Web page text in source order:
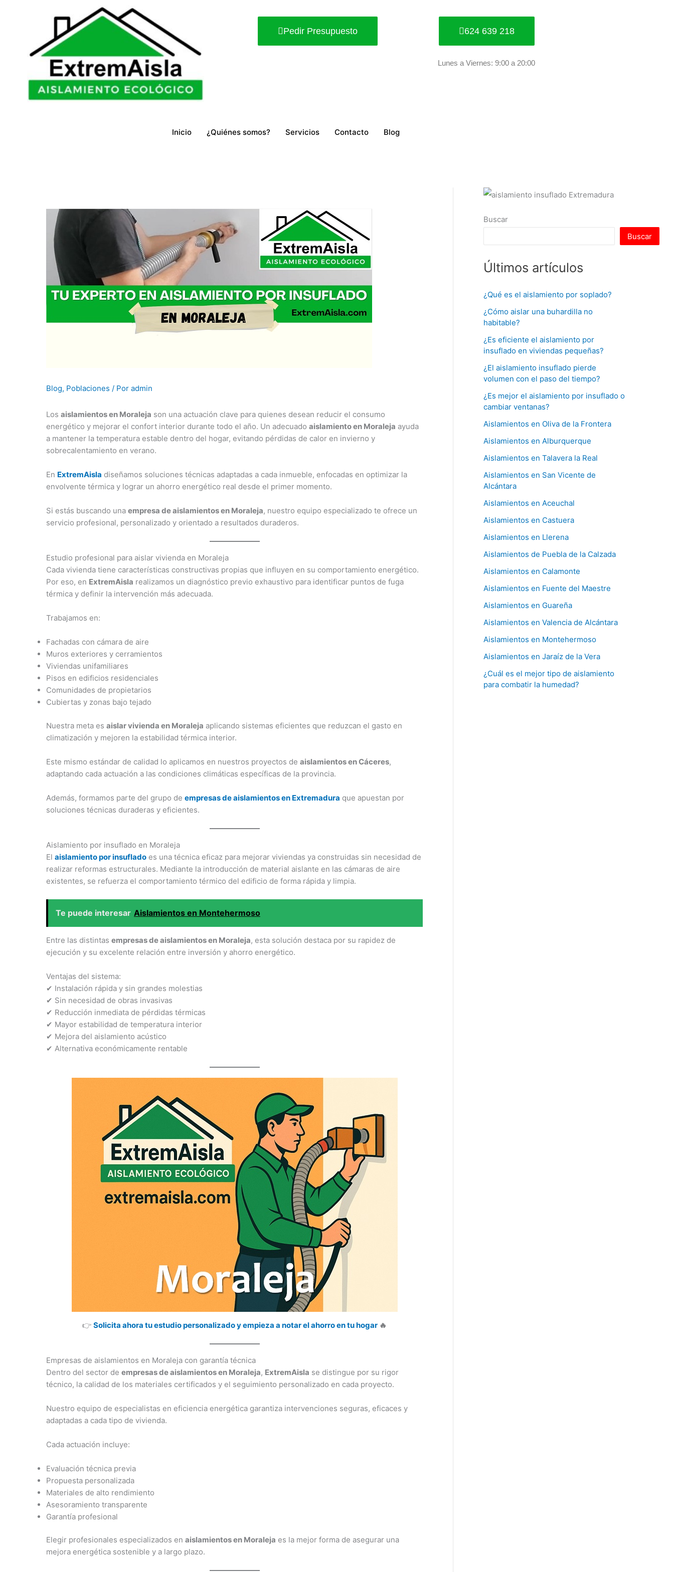
Pedir Presupuesto 624 639 218
Lunes a Viernes: 9:00 a 20:00
Inicio ¿Quiénes somos? Servicios Contacto Blog
Blog, Poblaciones / Por admin
Los aislamientos en Moraleja son una actuación clave para quienes desean reducir el consumo
energético y mejorar el confort interior durante todo el año. Un adecuado aislamiento en Moraleja ayuda
a mantener la temperatura estable dentro del hogar, evitando pérdidas de calor en invierno y
sobrecalentamiento en verano.
En ExtremAisla diseñamos soluciones técnicas adaptadas a cada inmueble, enfocadas en optimizar la
envolvente térmica y lograr un ahorro energético real desde el primer momento.
Si estás buscando una empresa de aislamientos en Moraleja, nuestro equipo especializado te ofrece un
servicio profesional, personalizado y orientado a resultados duraderos.
Estudio profesional para aislar vivienda en Moraleja
Cada vivienda tiene características constructivas propias que influyen en su comportamiento energético.
Por eso, en ExtremAisla realizamos un diagnóstico previo exhaustivo para identificar puntos de fuga
térmica y definir la intervención más adecuada.
Trabajamos en:
Fachadas con cámara de aire
Muros exteriores y cerramientos
Viviendas unifamiliares
Pisos en edificios residenciales
Comunidades de propietarios
Cubiertas y zonas bajo tejado
Nuestra meta es aislar vivienda en Moraleja aplicando sistemas eficientes que reduzcan el gasto en
climatización y mejoren la estabilidad térmica interior.
Este mismo estándar de calidad lo aplicamos en nuestros proyectos de aislamientos en Cáceres,
adaptando cada actuación a las condiciones climáticas específicas de la provincia.
Además, formamos parte del grupo de empresas de aislamientos en Extremadura que apuestan por
soluciones técnicas duraderas y eficientes.
Aislamiento por insuflado en Moraleja
El aislamiento por insuflado es una técnica eficaz para mejorar viviendas ya construidas sin necesidad de
realizar reformas estructurales. Mediante la introducción de material aislante en las cámaras de aire
existentes, se refuerza el comportamiento térmico del edificio de forma rápida y limpia.
Te puede interesar Aislamientos en Montehermoso
Entre las distintas empresas de aislamientos en Moraleja, esta solución destaca por su rapidez de
ejecución y su excelente relación entre inversión y ahorro energético.
Ventajas del sistema:
✔ Instalación rápida y sin grandes molestias
✔ Sin necesidad de obras invasivas
✔ Reducción inmediata de pérdidas térmicas
✔ Mayor estabilidad de temperatura interior
✔ Mejora del aislamiento acústico
✔ Alternativa económicamente rentable
👉 Solicita ahora tu estudio personalizado y empieza a notar el ahorro en tu hogar 🔥
Empresas de aislamientos en Moraleja con garantía técnica
Dentro del sector de empresas de aislamientos en Moraleja, ExtremAisla se distingue por su rigor
técnico, la calidad de los materiales certificados y el seguimiento personalizado en cada proyecto.
Nuestro equipo de especialistas en eficiencia energética garantiza intervenciones seguras, eficaces y
adaptadas a cada tipo de vivienda.
Cada actuación incluye:
Evaluación técnica previa
Propuesta personalizada
Materiales de alto rendimiento
Asesoramiento transparente
Garantía profesional
Elegir profesionales especializados en aislamientos en Moraleja es la mejor forma de asegurar una
mejora energética sostenible y a largo plazo.
Buscar
Buscar
Últimos artículos
¿Qué es el aislamiento por soplado?
¿Cómo aislar una buhardilla no
habitable?
¿Es eficiente el aislamiento por
insuflado en viviendas pequeñas?
¿El aislamiento insuflado pierde
volumen con el paso del tiempo?
¿Es mejor el aislamiento por insuflado o
cambiar ventanas?
Aislamientos en Oliva de la Frontera
Aislamientos en Alburquerque
Aislamientos en Talavera la Real
Aislamientos en San Vicente de
Alcántara
Aislamientos en Aceuchal
Aislamientos en Castuera
Aislamientos en Llerena
Aislamientos de Puebla de la Calzada
Aislamientos en Calamonte
Aislamientos en Fuente del Maestre
Aislamientos en Guareña
Aislamientos en Valencia de Alcántara
Aislamientos en Montehermoso
Aislamientos en Jaraíz de la Vera
¿Cuál es el mejor tipo de aislamiento
para combatir la humedad?